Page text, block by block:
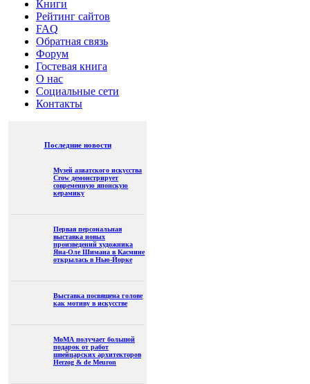
Книги
Рейтинг сайтов
FAQ
Обратная связь
Форум
Гостевая книга
О нас
Социальные сети
Контакты
Последние новости
Музей азиатского искусства
Crow демонстрирует
современную японскую
керамику
Первая персональная
выставка новых
произведений художника
Яна-Оле Шимана в Касмине
открылась в Нью-Йорке
Выставка посвящена голове
как мотиву в искусстве
МоМА получает большой
подарок от работ
швейцарских архитекторов
Herzog & de Meuron